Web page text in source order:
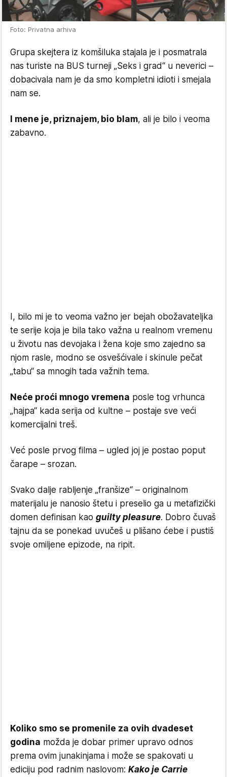
Foto: Privatna arhiva
Grupa skejtera iz komšiluka stajala je i posmatrala
nas turiste na BUS turneji „Seks i grad“ u neverici –
dobacivala nam je da smo kompletni idioti i smejala
nam se.
I mene je, priznajem, bio blam, ali je bilo i veoma
zabavno.
I, bilo mi je to veoma važno jer bejah obožavateljka
te serije koja je bila tako važna u realnom vremenu
u životu nas devojaka i žena koje smo zajedno sa
njom rasle, modno se osvešćivale i skinule pečat
„tabu“ sa mnogih tada važnih tema.
Neće proći mnogo vremena posle tog vrhunca
„hajpa“ kada serija od kultne – postaje sve veći
komercijalni treš.
Već posle prvog filma – ugled joj je postao poput
čarape – srozan.
Svako dalje rabljenje „franšize“ – originalnom
materijalu je nanosio štetu i preselio ga u metafizički
domen definisan kao guilty pleasure. Dobro čuvaš
tajnu da se ponekad uvučeš u plišano ćebe i pustiš
svoje omiljene epizode, na ripit.
Koliko smo se promenile za ovih dvadeset
godina možda je dobar primer upravo odnos
prema ovim junakinjama i može se spakovati u
ediciju pod radnim naslovom: Kako je Carrie